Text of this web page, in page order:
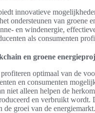
innovatieve
ondersteunen van groene
en windenergie,
als consumenten
en groene
optimaal van de
en consumenten
niet alleen helpen de
en verbruikt wordt.
de groei van de energiemarkt.